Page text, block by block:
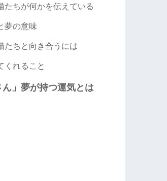
たちが何かを伝えている
夢の意味
たちと向き合うには
くれること
ん」夢が持つ運気とは